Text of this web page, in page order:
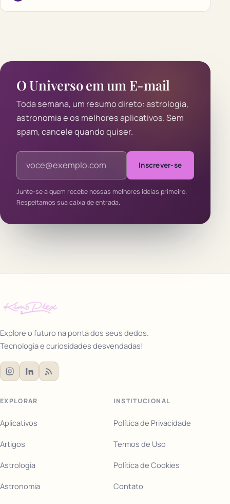
O Universo em um E-mail
Toda semana, um resumo direto: astrologia,
astronomia e os melhores aplicativos. Sem
spam, cancele quando quiser.
Endereço de e-mail
Inscrever-se
Junte-se a quem recebe nossas melhores ideias primeiro.
Respeitamos sua caixa de entrada.
Explore o futuro na ponta dos seus dedos.
Tecnologia e curiosidades desvendadas!
EXPLORAR
Aplicativos
Artigos
Astrologia
Astronomia
INSTITUCIONAL
Política de Privacidade
Termos de Uso
Política de Cookies
Contato